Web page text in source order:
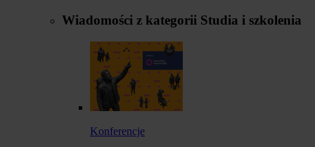
Wiadomości z kategorii Studia i szkolenia
Konferencje